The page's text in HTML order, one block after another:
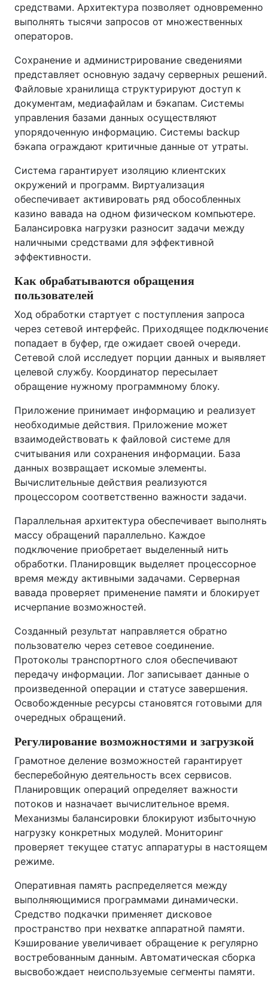
средствами. Архитектура позволяет одновременно
выполнять тысячи запросов от множественных
операторов.
Сохранение и администрирование сведениями
представляет основную задачу серверных решений.
Файловые хранилища структурируют доступ к
документам, медиафайлам и бэкапам. Системы
управления базами данных осуществляют
упорядоченную информацию. Системы backup
бэкапа ограждают критичные данные от утраты.
Система гарантирует изоляцию клиентских
окружений и программ. Виртуализация
обеспечивает активировать ряд обособленных
казино вавада на одном физическом компьютере.
Балансировка нагрузки разносит задачи между
наличными средствами для эффективной
эффективности.
Как обрабатываются обращения
пользователей
Ход обработки стартует с поступления запроса
через сетевой интерфейс. Приходящее
попадает в буфер, где ожидает своей очереди.
Сетевой слой исследует порции данных и выявляет
целевой службу. Координатор пересылает
обращение нужному программному блоку.
Приложение принимает информацию и реализует
необходимые действия. Приложение может
взаимодействовать к файловой системе для
считывания или сохранения информации. База
данных возвращает искомые элементы.
Вычислительные действия реализуются
процессором соответственно важности задачи.
Параллельная архитектура обеспечивает выполнять
массу обращений параллельно. Каждое
подключение приобретает выделенный нить
обработки. Планировщик выделяет процессорное
время между активными задачами. Серверная
вавада проверяет применение памяти и блокирует
исчерпание возможностей.
Созданный результат направляется обратно
пользователю через сетевое соединение.
Протоколы транспортного слоя обеспечивают
передачу информации. Лог записывает данные о
произведенной операции и статусе завершения.
Освобожденные ресурсы становятся готовыми для
очередных обращений.
Регулирование возможностями и загрузкой
Грамотное деление возможностей гарантирует
бесперебойную деятельность всех сервисов.
Планировщик операций определяет важности
потоков и назначает вычислительное время.
Механизмы балансировки блокируют избыточную
нагрузку конкретных модулей. Мониторинг
проверяет текущее статус аппаратуры в настоящем
режиме.
Оперативная память распределяется между
выполняющимися программами динамически.
Средство подкачки применяет дисковое
пространство при нехватке аппаратной памяти.
Кэширование увеличивает обращение к регулярно
востребованным данным. Автоматическая сборка
высвобождает неиспользуемые сегменты памяти.